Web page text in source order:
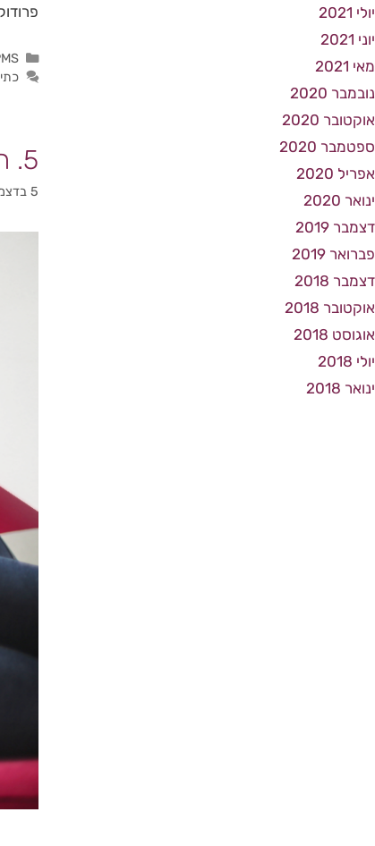
5. הקלה בכאב
5 בדצמבר 2021
יולי 2021
יוני 2021
מאי 2021
נובמבר 2020
אוקטובר 2020
ספטמבר 2020
אפריל 2020
ינואר 2020
דצמבר 2019
פברואר 2019
דצמבר 2018
אוקטובר 2018
אוגוסט 2018
יולי 2018
ינואר 2018